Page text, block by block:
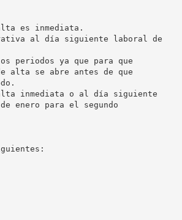
es inmediata.
al día siguiente laboral de
periodos ya que para que
alta se abre antes de que
inmediata o al día siguiente
enero para el segundo